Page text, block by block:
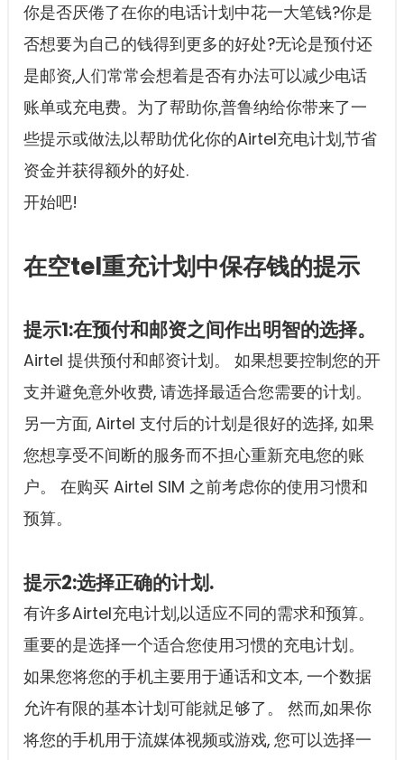
你是否厌倦了在你的电话计划中花一大笔钱?你是
否想要为自己的钱得到更多的好处?无论是预付还
是邮资,人们常常会想着是否有办法可以减少电话
账单或充电费。为了帮助你,普鲁纳给你带来了一
些提示或做法,以帮助优化你的Airtel充电计划,节省
资金并获得额外的好处.
开始吧!
在空tel重充计划中保存钱的提示
提示1:在预付和邮资之间作出明智的选择。
Airtel 提供预付和邮资计划。 如果想要控制您的开
支并避免意外收费, 请选择最适合您需要的计划。
另一方面, Airtel 支付后的计划是很好的选择, 如果
您想享受不间断的服务而不担心重新充电您的账
户。 在购买 Airtel SIM 之前考虑你的使用习惯和
预算。
提示2:选择正确的计划.
有许多Airtel充电计划,以适应不同的需求和预算。
重要的是选择一个适合您使用习惯的充电计划。
如果您将您的手机主要用于通话和文本, 一个数据
允许有限的基本计划可能就足够了。 然而,如果你
将您的手机用于流媒体视频或游戏, 您可以选择一